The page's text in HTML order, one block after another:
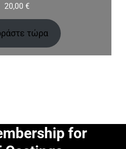
20,00 €
τώρα
for